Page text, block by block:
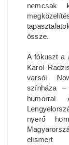
nemcsak
össze.
A fókuszt a
Karol
varsói
színháza –
humorral
nyerő
elismert